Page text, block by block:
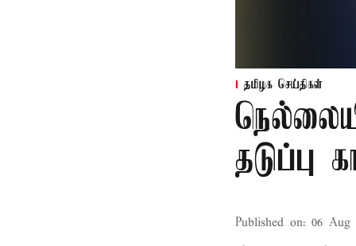
தமிழக செய்திகள்
தடுப்பு
Published on: 06 Aug